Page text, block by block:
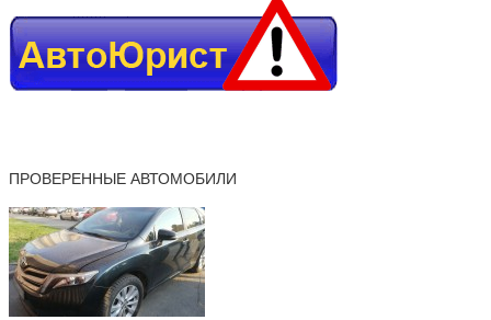
ПРОВЕРЕННЫЕ АВТОМОБИЛИ